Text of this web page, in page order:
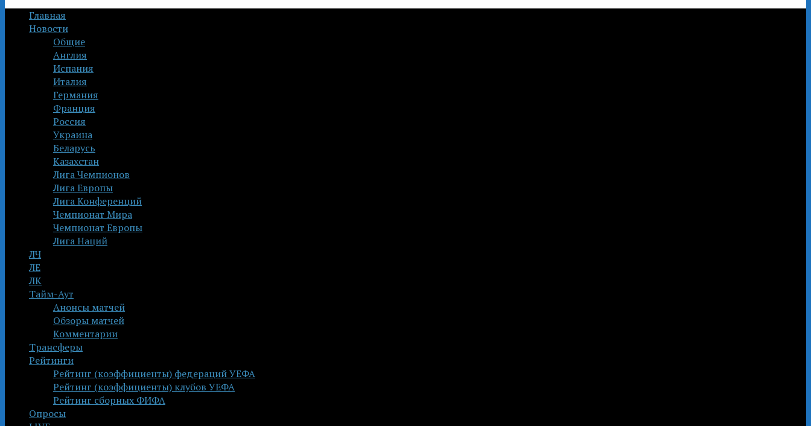
Главная
Новости
Общие
Англия
Испания
Италия
Германия
Франция
Россия
Украина
Беларусь
Казахстан
Лига Чемпионов
Лига Европы
Лига Конференций
Чемпионат Мира
Чемпионат Европы
Лига Наций
ЛЧ
ЛЕ
ЛК
Тайм-Аут
Анонсы матчей
Обзоры матчей
Комментарии
Трансферы
Рейтинги
Рейтинг (коэффициенты) федераций УЕФА
Рейтинг (коэффициенты) клубов УЕФА
Рейтинг сборных ФИФА
Опросы